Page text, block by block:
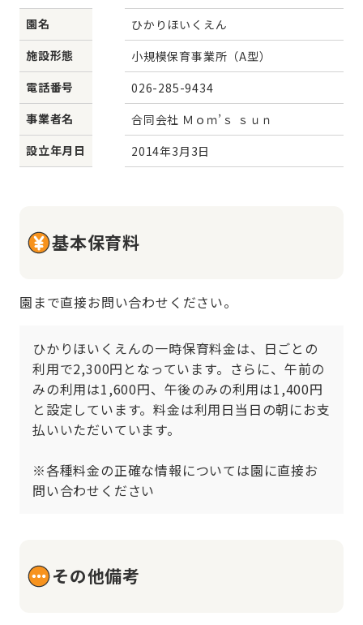
園名
ひかりほいくえん
施設形態
小規模保育事業所（A型）
電話番号
026-285-9434
事業者名
合同会社 Ｍｏｍ’ｓ ｓｕｎ
設立年月日
2014年3月3日
基本保育料
園まで直接お問い合わせください。
ひかりほいくえんの一時保育料金は、日ごとの
利用で2,300円となっています。さらに、午前の
みの利用は1,600円、午後のみの利用は1,400円
と設定しています。料金は利用日当日の朝にお支
払いいただいています。
※各種料金の正確な情報については園に直接お
問い合わせください
その他備考